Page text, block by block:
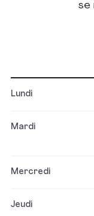
se
Lundi
Mardi
Mercredi
Jeudi